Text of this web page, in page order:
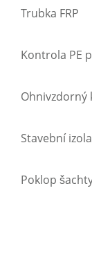
Trubka FRP
Kontrola PE
Ohnivzdorný
Stavební
Poklop